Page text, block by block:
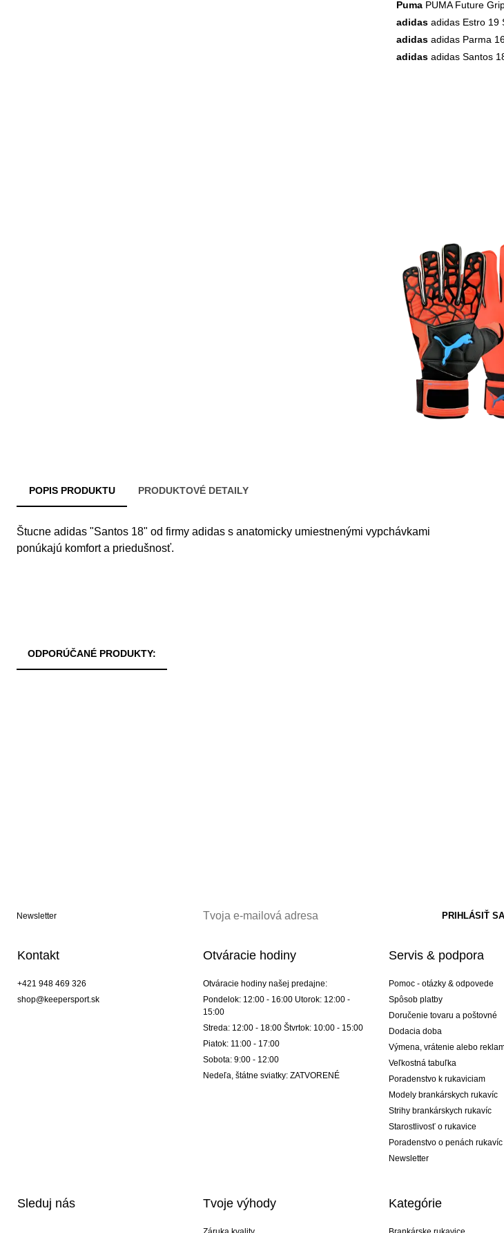
Puma PUMA Future
adidas adidas Estro 19
adidas adidas Parma
adidas adidas Santos
POPIS PRODUKTU PRODUKTOVÉ DETAILY
Štucne adidas "Santos 18" od firmy adidas s anatomicky umiestnenými vypchávkami
ponúkajú komfort a priedušnosť.
ODPORÚČANÉ PRODUKTY:
Newsletter
Kontakt
+421 948 469 326
shop@keepersport.sk
Otváracie hodiny
Otváracie hodiny našej predajne:
Pondelok: 12:00 - 16:00 Utorok: 12:00 -
15:00
Streda: 12:00 - 18:00 Štvrtok: 10:00 - 15:00
Piatok: 11:00 - 17:00
Sobota: 9:00 - 12:00
Nedeľa, štátne sviatky: ZATVORENÉ
Servis & podpora
Pomoc - otázky & odpovede
Spôsob platby
Doručenie tovaru a poštovné
Dodacia doba
Výmena, vrátenie alebo
Veľkostná tabuľka
Poradenstvo k rukaviciam
Modely brankárskych rukavíc
Strihy brankárskych rukavíc
Starostlivosť o rukavice
Poradenstvo o penách rukavíc
Newsletter
Sleduj nás Tvoje výhody Kategórie